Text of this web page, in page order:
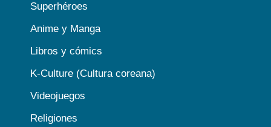
Superhéroes
Anime y Manga
Libros y cómics
K-Culture (Cultura coreana)
Videojuegos
Religiones